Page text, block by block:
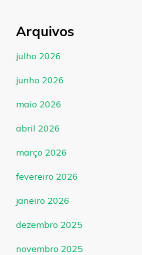
Arquivos
julho 2026
junho 2026
maio 2026
abril 2026
março 2026
fevereiro 2026
janeiro 2026
dezembro 2025
novembro 2025